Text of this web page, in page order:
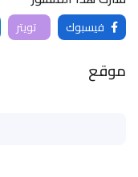
فيسبوك تويتر
موقع